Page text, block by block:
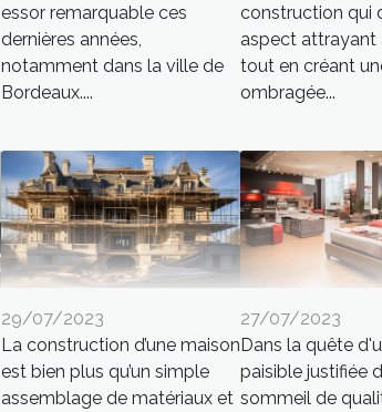
essor remarquable ces
dernières années,
notamment dans la ville de
Bordeaux....
construction qui
aspect attrayant
tout en créant
ombragée...
29/07/2023
La construction d’une maison
est bien plus qu’un simple
assemblage de matériaux et
27/07/2023
Dans la quête
paisible justifiée
sommeil de